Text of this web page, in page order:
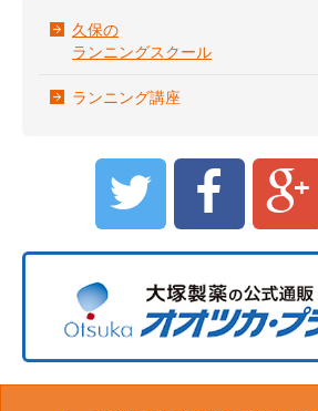
久保の
ランニングスクール
ランニング講座